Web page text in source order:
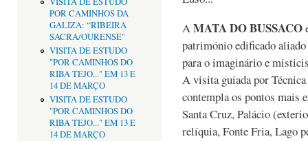
POR CAMINHOS DA
GALIZA: “RIBEIRA
SACRA/OURENSE"
VISITA DE ESTUDO
"POR CAMINHOS DO
RIBA TEJO..." EM 13 E
14 DE MARÇO
VISITA DE ESTUDO
"POR CAMINHOS DO
RIBA TEJO..." EM 13 E
14 DE MARÇO
AMATA DO BUSSACO
património edificado
para o imaginário e
A visita guiada por
contempla os pontos mais
Santa Cruz, Palácio
relíquia, Fonte Fria, Lago